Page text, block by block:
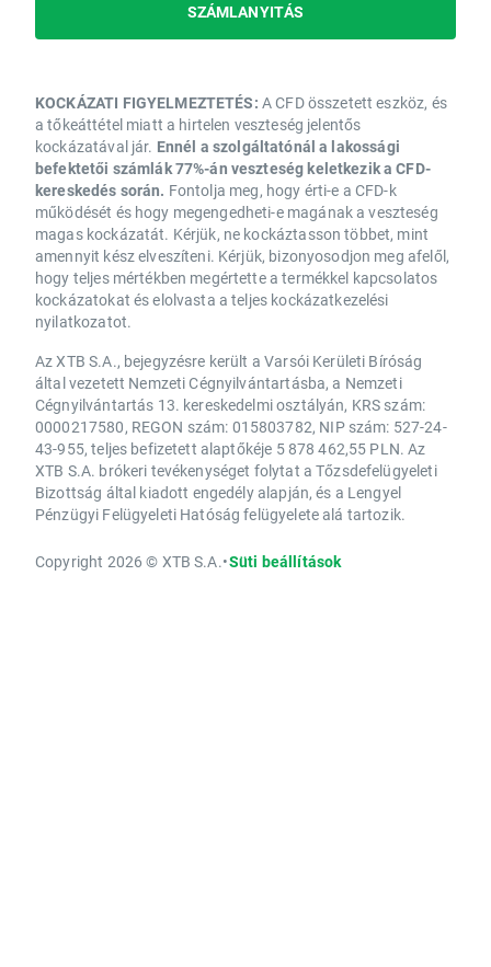
SZÁMLANYITÁS
KOCKÁZATI FIGYELMEZTETÉS: A CFD összetett eszköz, és
a tőkeáttétel miatt a hirtelen veszteség jelentős
kockázatával jár. Ennél a szolgáltatónál a lakossági
befektetői számlák 77%-án veszteség keletkezik a CFD-
kereskedés során. Fontolja meg, hogy érti-e a CFD-k
működését és hogy megengedheti-e magának a veszteség
magas kockázatát. Kérjük, ne kockáztasson többet, mint
amennyit kész elveszíteni. Kérjük, bizonyosodjon meg afelől,
hogy teljes mértékben megértette a termékkel kapcsolatos
kockázatokat és elolvasta a teljes kockázatkezelési
nyilatkozatot.
Az XTB S.A., bejegyzésre került a Varsói Kerületi Bíróság
által vezetett Nemzeti Cégnyilvántartásba, a Nemzeti
Cégnyilvántartás 13. kereskedelmi osztályán, KRS szám:
0000217580, REGON szám: 015803782, NIP szám: 527-24-
43-955, teljes befizetett alaptőkéje 5 878 462,55 PLN. Az
XTB S.A. brókeri tevékenységet folytat a Tőzsdefelügyeleti
Bizottság által kiadott engedély alapján, és a Lengyel
Pénzügyi Felügyeleti Hatóság felügyelete alá tartozik.
Copyright 2026 © XTB S.A.•Süti beállítások